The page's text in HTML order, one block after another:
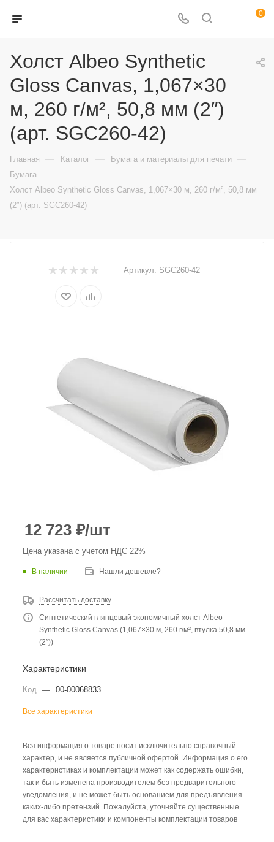
0
Холст Albeo Synthetic
Gloss Canvas, 1,067×30
м, 260 г/м², 50,8 мм (2″)
(арт. SGC260-42)
Главная — Каталог — Бумага и материалы для печати —
Бумага —
Холст Albeo Synthetic Gloss Canvas, 1,067×30 м, 260 г/м², 50,8 мм
(2″) (арт. SGC260-42)
Артикул: SGC260-42
12 723 ₽/шт
Цена указана с учетом НДС 22%
В наличии Нашли дешевле?
Рассчитать доставку
Синтетический глянцевый экономичный холст Albeo
Synthetic Gloss Canvas (1,067×30 м, 260 г/м², втулка 50,8 мм
(2″))
Характеристики
Код — 00-00068833
Все характеристики
Вся информация о товаре носит исключительно справочный
характер, и не является публичной офертой. Информация о его
характеристиках и комплектации может как содержать ошибки,
так и быть изменена производителем без предварительного
уведомления, и не может быть основанием для предъявления
каких-либо претензий. Пожалуйста, уточняйте существенные
для вас характеристики и компоненты комплектации товаров